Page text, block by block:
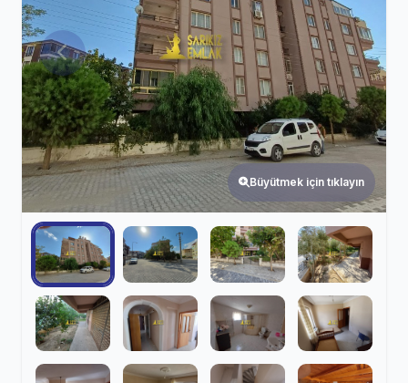
Büyütmek için tıklayın